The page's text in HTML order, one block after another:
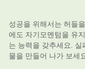
성공을 위해서는 허들
에도 자기모멘텀을 유
는 능력을 갖추세요.
물을 만들어 나가 보세